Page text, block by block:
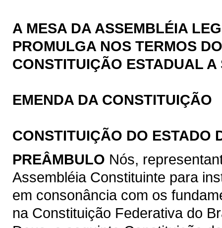
A MESA DA ASSEMBLÉIA
PROMULGA NOS TERMOS
CONSTITUIÇÃO ESTADUAL A
EMENDA DA CONSTITUIÇÃO
CONSTITUIÇÃO DO ESTADO
PREÂMBULO Nós,
Assembléia Constituinte para
em consonância com os
na Constituição Federativa do